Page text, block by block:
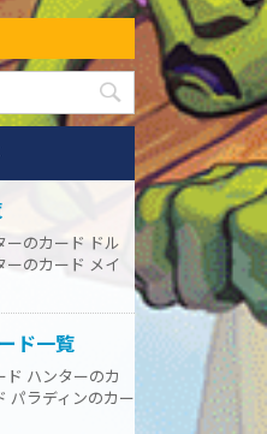
ーのカード ドル
ーのカード メイ
ド一覧
ド ハンターのカ
パラディンのカー